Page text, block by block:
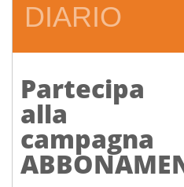
DIARIO
Partecipa
alla
campagna